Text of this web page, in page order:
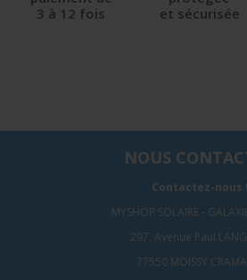
3 à 12 fois
et sécurisée
NOUS
Contactez-nous !
MYSHOP SOLAIRE -
297, Avenue Paul
77550 MOISSY